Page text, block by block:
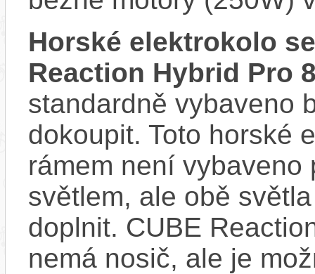
Horské elektrokolo
Reaction Hybrid Pro
standardně vybaveno
dokoupit. Toto horské
rámem není
světlem, ale obě
doplnit. CUBE
nemá nosič, ale je